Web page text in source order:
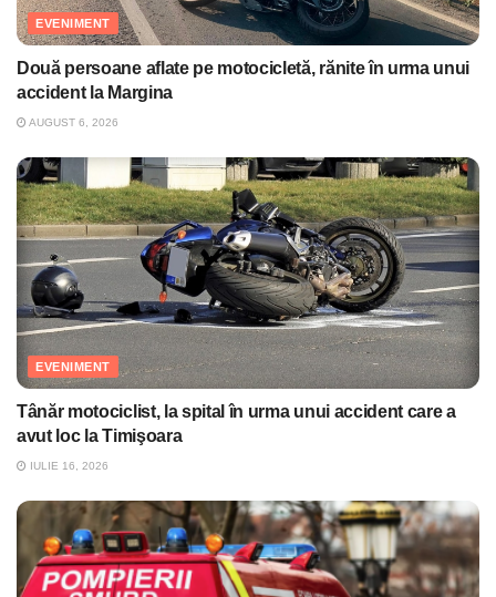
EVENIMENT
Două persoane aflate pe motocicletă, rănite în urma unui
accident la Margina
AUGUST 6, 2026
EVENIMENT
Tânăr motociclist, la spital în urma unui accident care a
avut loc la Timişoara
IULIE 16, 2026